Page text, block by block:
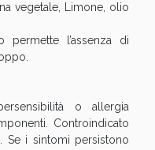
vegetale, Limone, olio
permette l’assenza di
o allergia
Controindicato
Se i sintomi persistono